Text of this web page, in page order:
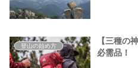
登山の始め方
【三種の
必需品！